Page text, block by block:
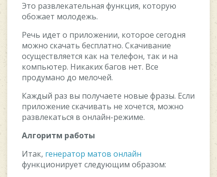
Это развлекательная функция, которую
обожает молодежь.
Речь идет о приложении, которое сегодня
можно скачать бесплатно. Скачивание
осуществляется как на телефон, так и на
компьютер. Никаких багов нет. Все
продумано до мелочей.
Каждый раз вы получаете новые фразы. Если
приложение скачивать не хочется, можно
развлекаться в онлайн-режиме.
Алгоритм работы
Итак, генератор матов онлайн
функционирует следующим образом: